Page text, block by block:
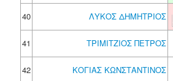
40
ΛΥΚΟΣ ΔΗΜΗΤΡΙΟΣ
41
ΤΡΙΜΙΤΖΙΟΣ ΠΕΤΡΟΣ
42 ΚΟΓΙΑΣ ΚΩΝΣΤΑΝΤΙΝΟΣ